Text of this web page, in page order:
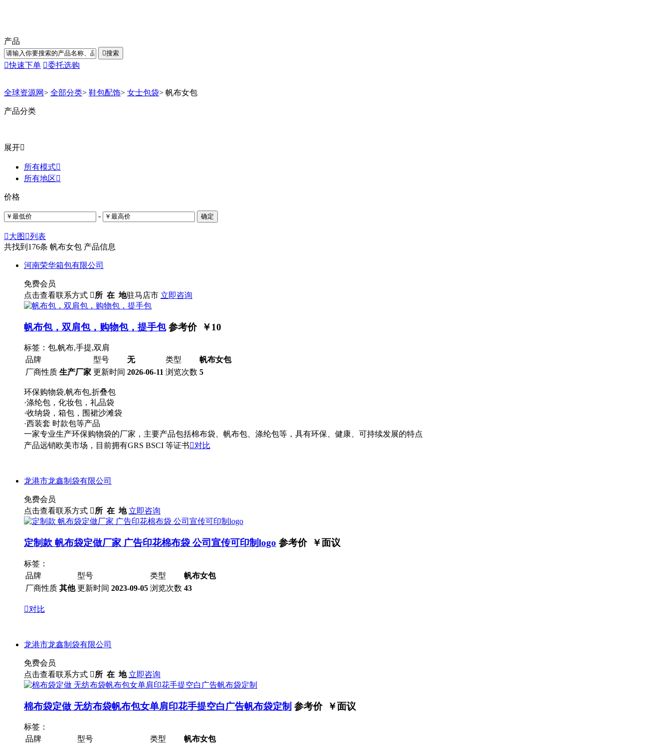
产品
搜索
快速下单 委托选购
全球资源网> 全部分类> 鞋包配饰> 女士包袋> 帆布女包
产品分类
展开
所有模式
所有地区
价格
- 确定
大图 列表
共找到 176条 帆布女包 产品信息
河南荣华箱包有限公司
免费会员
点击查看联系方式 所 在 地驻马店市 立即咨询
帆布包，双肩包，购物包，提手包 参考价 ￥10
标签：包,帆布,手提,双肩
品牌
型号 无 类型
帆布女包
厂商性质 生产厂家 更新时间 2026-06-11 浏览次数 5
环保购物袋,帆布包,折叠包
·涤纶包，化妆包，礼品袋
·收纳袋，箱包，围裙沙滩袋
·西装套 时款包等产品
一家专业生产环保购物袋的厂家，主要产品包括棉布袋、帆布包、涤纶包等，具有环保、健康、可持续发展的特点
产品远销欧美市场，目前拥有GRS BSCI 等证书对比
龙港市龙鑫制袋有限公司
免费会员
点击查看联系方式 所 在 地 立即咨询
定制款 帆布袋定做厂家 广告印花棉布袋 公司宣传可印制logo 参考价 ￥面议
标签：
品牌
型号 类型
帆布女包
厂商性质 其他 更新时间 2023-09-05 浏览次数 43
对比
龙港市龙鑫制袋有限公司
免费会员
点击查看联系方式 所 在 地 立即咨询
棉布袋定做 无纺布袋帆布包女单肩印花手提空白广告帆布袋定制 参考价 ￥面议
标签：
品牌
型号 类型
帆布女包